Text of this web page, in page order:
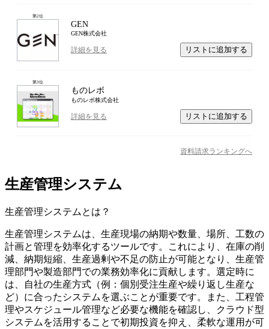
第2位
GEN
GEN株式会社
詳細を見る リストに追加する
第3位
ものレボ
ものレボ株式会社
詳細を見る リストに追加する
資料請求ランキングへ
生産管理システム
生産管理システム とは？
生産管理システムは、生産現場の納期や数量、場所、工数の
計画と管理を効率化するツールです。これにより、在庫の削
減、納期短縮、生産過剰や不足の防止が可能となり、生産管
理部門や製造部門での業務効率化に貢献します。選定時に
は、自社の生産方式（例：個別受注生産や繰り返し生産な
ど）に合ったシステムを選ぶことが重要です。また、工程管
理やスケジュール管理など必要な機能を確認し、クラウド型
システムを活用することで初期投資を抑え、柔軟な運用が可